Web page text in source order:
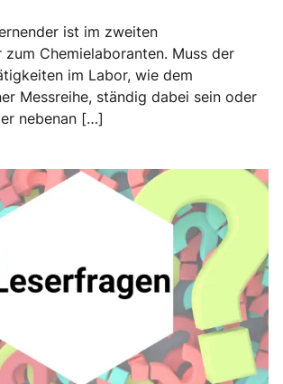
ist im zweiten
zum Chemielaboranten. Muss der
im Labor, wie dem
Messreihe, ständig dabei sein oder
nebenan […]